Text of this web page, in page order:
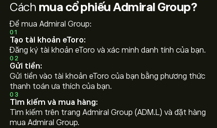
Cách mua cổ phiếu Admiral Group?
Để mua Admiral Group:
01
Tạo tài khoản eToro:
Đăng ký tài khoản eToro và xác minh danh tính của bạn.
02
Gửi tiền:
Gửi tiền vào tài khoản eToro của bạn bằng phương thức
thanh toán ưa thích của bạn.
03
Tìm kiếm và mua hàng:
Tìm kiếm trên trang Admiral Group (ADM.L) và đặt hàng
mua Admiral Group.